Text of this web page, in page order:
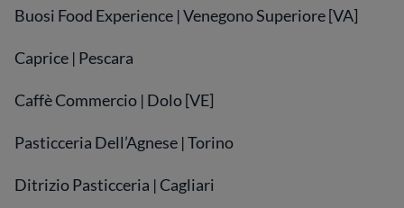
Buosi Food Experience | Venegono Superiore [VA]
Caprice | Pescara
Caffè Commercio | Dolo [VE]
Pasticceria Dell’Agnese | Torino
Ditrizio Pasticceria | Cagliari